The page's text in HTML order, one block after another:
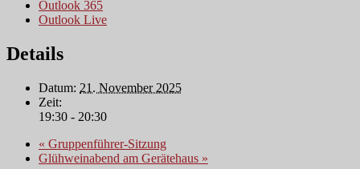
Outlook 365
Outlook Live
Details
Datum: 21. November 2025
Zeit:
19:30 - 20:30
« Gruppenführer-Sitzung
Glühweinabend am Gerätehaus »